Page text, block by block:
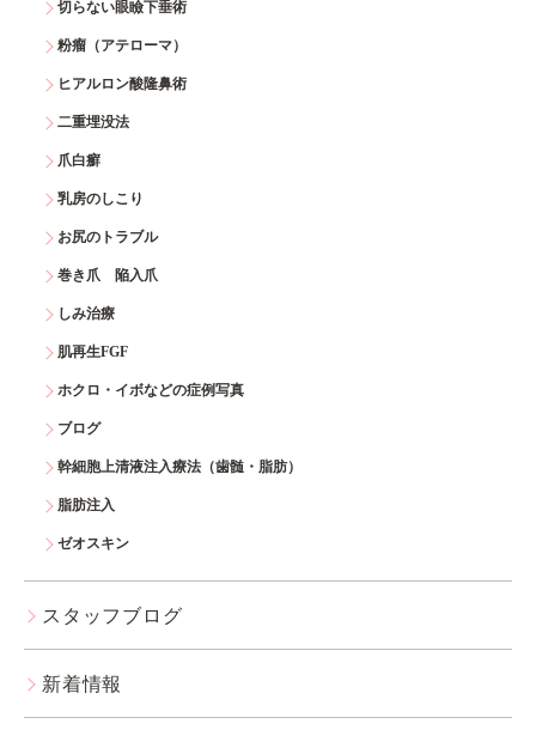
切らない眼瞼下垂術
粉瘤（アテローマ）
ヒアルロン酸隆鼻術
二重埋没法
爪白癬
乳房のしこり
お尻のトラブル
巻き爪 陥入爪
しみ治療
肌再生FGF
ホクロ・イボなどの症例写真
ブログ
幹細胞上清液注入療法（歯髄・脂肪）
脂肪注入
ゼオスキン
スタッフブログ
新着情報